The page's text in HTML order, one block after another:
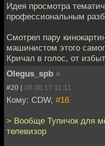
Идея просмотра
профессиональным
Смотрел пару
машинистом этого
Кричал в голос, от
Olegus_spb »
#20 | 09.08.17 11:11
Кому: CDW, #16
> Вообще Тупичок для
телевизор